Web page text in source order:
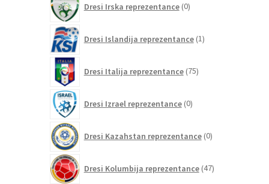
Dresi Irska reprezentance 0izdelkov
Dresi Islandija reprezentance 1izdelek
Dresi Italija reprezentance 75izdelkov
Dresi Izrael reprezentance 0izdelkov
Dresi Kazahstan reprezentance 0izdelkov
Dresi Kolumbija reprezentance 47izdelkov